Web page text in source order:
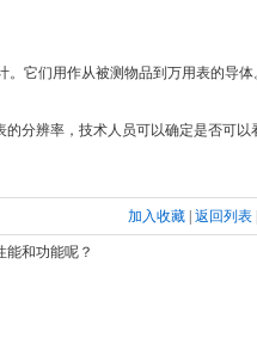
它们用作从被测物品到万用表的导体
分辨率，技术人员可以确定是否可以
加入收藏 返回列表
能和功能呢？